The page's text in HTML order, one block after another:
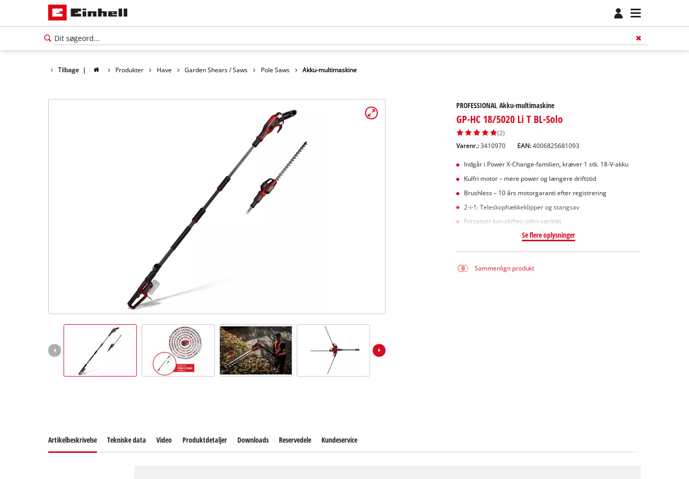
Tilbage | Produkter Have Garden Shears / Saws Pole Saws Akku-multimaskine
PROFESSIONAL Akku-multimaskine
GP-HC 18/5020 Li T BL-Solo
(2)
Varenr.: 3410970 EAN:4006825681093
Indgår i Power X-Change-familien, kræver 1 stk. 18-V-akku
Kulfri motor – mere power og længere driftstid
Brushless – 10 års motorgaranti efter registrering
2-i-1: Teleskophækkeklipper og stangsav
Forsatser kan skiftes uden værktøj
Se flere oplysninger
Sammenlign produkt
Artikelbeskrivelse Tekniske data Video Produktdetaljer Downloads Reservedele Kundeservice